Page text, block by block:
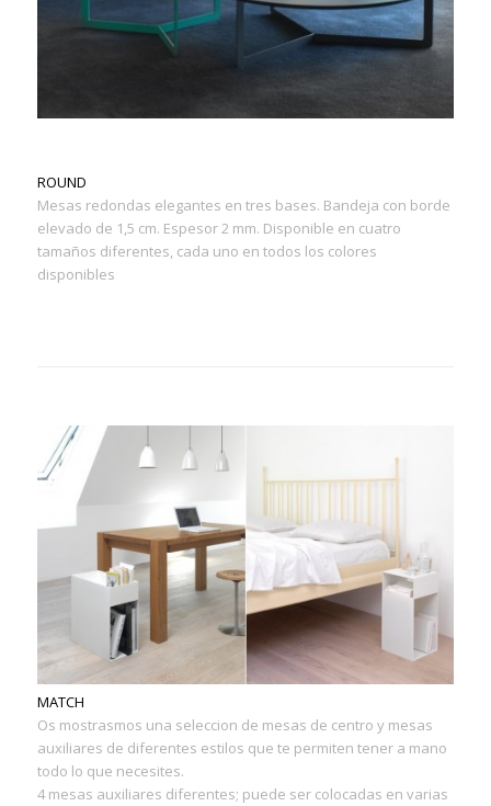
ROUND
Mesas redondas elegantes en tres bases. Bandeja con borde
elevado de 1,5 cm. Espesor 2 mm. Disponible en cuatro
tamaños diferentes, cada uno en todos los colores
disponibles
MATCH
Os mostrasmos una seleccion de mesas de centro y mesas
auxiliares de diferentes estilos que te permiten tener a mano
todo lo que necesites.
4 mesas auxiliares diferentes; puede ser colocadas en varias